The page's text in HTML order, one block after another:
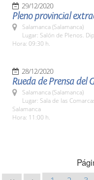
29/12/2020
Pleno provincial
Salamanca (Salamanca)
Lugar: Salón de Plenos.
Hora: 09:30 h.
28/12/2020
Rueda de Prensa del
Salamanca (Salamanca)
Lugar: Sala de las
Salamanca
Hora: 11:00 h.